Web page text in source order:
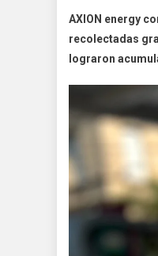
AXION energy
recolectadas
lograron